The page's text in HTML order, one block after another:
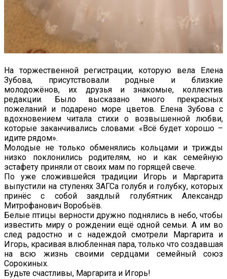
На торжественной регистрации, которую вела Елена
Зубова, присутствовали родные и близкие
молодожёнов, их друзья и знакомые, коллектив
редакции. Было высказано много прекрасных
пожеланий и подарено море цветов. Елена Зубова с
вдохновением читала стихи о возвышенной любви,
которые заканчивались словами: «Всё будет хорошо –
идите рядом».
Молодые не только обменялись кольцами и трижды
низко поклонились родителям, но и как семейную
эстафету приняли от своих мам по горящей свече.
По уже сложившейся традиции Игорь и Маргарита
выпустили на ступенях ЗАГСа голубя и голубку, которых
принёс с собой заядлый голубятник Александр
Митрофанович Воробьёв.
Белые птицы верности дружно поднялись в небо, чтобы
известить миру о рождении ещё одной семьи. А им во
след радостно и с надеждой смотрели Маргарита и
Игорь, красивая влюбленная пара, только что создавшая
на всю жизнь своими сердцами семейный союз
Сорокиных.
Будьте счастливы, Маргарита и Игорь!